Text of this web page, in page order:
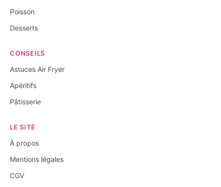
Poisson
Desserts
CONSEILS
Astuces Air Fryer
Apéritifs
Pâtisserie
LE SITE
À propos
Mentions légales
CGV